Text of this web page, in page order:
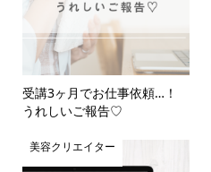
受講3ヶ月でお仕事依頼…！
うれしいご報告♡
美容クリエイター